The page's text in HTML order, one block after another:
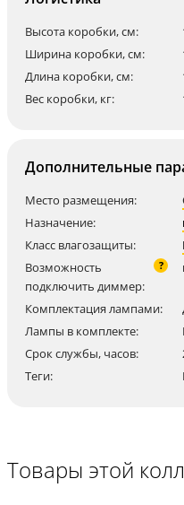
Высота коробки, см:
Ширина коробки, см:
Длина коробки, см:
Вес коробки, кг:
Дополнительные
Место размещения:
Назначение:
Класс влагозащиты:
Возможность
подключить диммер:
?
Комплектация лампами:
Лампы в комплекте:
Срок службы, часов:
Теги:
Товары этой